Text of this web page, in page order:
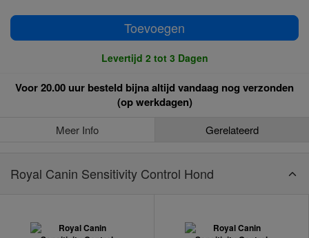
Toevoegen
Levertijd 2 tot 3 Dagen
Voor 20.00 uur besteld bijna altijd vandaag nog verzonden
(op werkdagen)
Meer Info Gerelateerd
Royal Canin Sensitivity Control Hond